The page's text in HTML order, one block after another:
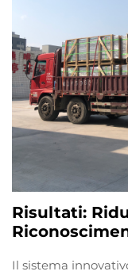
Risultati:
Il sistema